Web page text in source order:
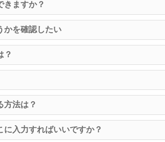
きますか？
かを確認したい
？
方法は？
入力すればいいですか？